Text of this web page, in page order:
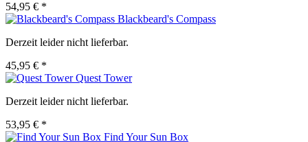
54,95 € *
Blackbeard's Compass
Derzeit leider nicht lieferbar.
45,95 € *
Quest Tower
Derzeit leider nicht lieferbar.
53,95 € *
Find Your Sun Box